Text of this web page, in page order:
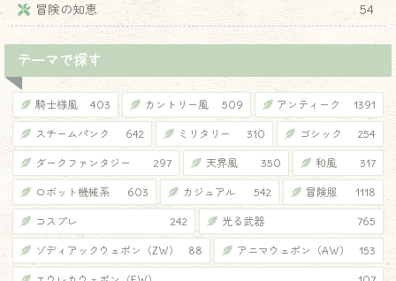
冒険の知恵
54
テーマで探す
騎士様風 403 カントリー風 509 アンティーク 1391
スチームパンク 642 ミリタリー 310 ゴシック 254
ダークファンタジー 297 天界風 350 和風 317
ロボット機械系 603 カジュアル 542 冒険服 1118
コスプレ 242 光る武器 765
ゾディアックウェポン（ZW） 88 アニマウェポン（AW） 153